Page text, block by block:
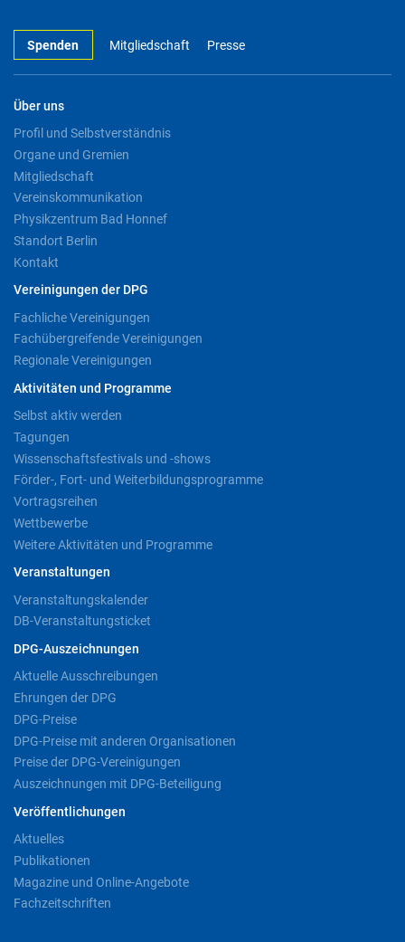
Spenden Mitgliedschaft Presse
Über uns
Profil und Selbstverständnis
Organe und Gremien
Mitgliedschaft
Vereinskommunikation
Physikzentrum Bad Honnef
Standort Berlin
Kontakt
Vereinigungen der DPG
Fachliche Vereinigungen
Fachübergreifende Vereinigungen
Regionale Vereinigungen
Aktivitäten und Programme
Selbst aktiv werden
Tagungen
Wissenschaftsfestivals und -shows
Förder-, Fort- und Weiterbildungsprogramme
Vortragsreihen
Wettbewerbe
Weitere Aktivitäten und Programme
Veranstaltungen
Veranstaltungskalender
DB-Veranstaltungsticket
DPG-Auszeichnungen
Aktuelle Ausschreibungen
Ehrungen der DPG
DPG-Preise
DPG-Preise mit anderen Organisationen
Preise der DPG-Vereinigungen
Auszeichnungen mit DPG-Beteiligung
Veröffentlichungen
Aktuelles
Publikationen
Magazine und Online-Angebote
Fachzeitschriften